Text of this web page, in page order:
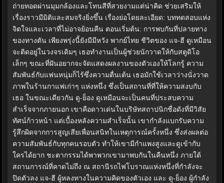
ถ่ายทอดผ่านมุมกล้องและโทนสีที่สวยงามแต่น่าคิด ช่วยเสริมให้
เรื่องราวมีมิติและสมจริงยิ่งขึ้น เรื่องย่อโดยละเอียด: บททดสอบแห่ง
จิตใจและเวลาที่ไม่อาจย้อนคืน ตอนเริ่มต้น: การพบกันที่ปลายทาง
ของทางตัน เพียงพรุ่งนี้ยังมีมีหวัง พากย์ไทย ชีวิตของ แจ-ฮี ดูเหมือน
จะติดอยู่ในวงจรเดิมๆ เธอทำงานเป็นผู้ช่วยนักวาดให้กับสตูดิโอ
เล็กๆ ขณะที่ฝันอยากจะจัดแสดงผลงานของตัวเองให้โลกรู้ ความ
สัมพันธ์กับแฟนหนุ่มก็ไร้ซึ่งความตื่นเต้น เธอมักใช้เวลาว่างนั่งวาด
ภาพในร้านกาแฟเก่าๆ แห่งหนึ่ง ซึ่งเป็นสถานที่ที่ให้ความสงบกับ
เธอ ในขณะเดียวกัน ดู-ย็อง ดูเหมือนจะเป็นคนที่ประสบความ
สำเร็จจากภายนอก เขาคือดาวเด่นในบริษัทสถาปนิกชื่อดังที่มีวิสัย
ทัศน์ก้าวหน้า แต่เบื้องหลังความสำเร็จนั้น เขากำลังแบกรับความ
รู้สึกผิดจากการสูญเสียเพื่อนสนิทในเหตุการณ์ครั้งหนึ่ง ซึ่งส่งผลต่อ
ความสัมพันธ์กับทุกคนรอบตัว ทำให้เขามีกำแพงสูงและดูเข้ากับ
ใครได้ยาก ชะตากรรมได้พาพวกเขามาพบกันในคืนหนึ่ง ภายใต้
สถานการณ์ที่คาดไม่ถึง ณ สถานีรถไฟโบราณแห่งหนึ่งที่กำลังจะ
ปิดตัวลง แจ-ฮี ผู้หลงทางในความคิดของตัวเอง และ ดู-ย็อง ผู้กำลัง